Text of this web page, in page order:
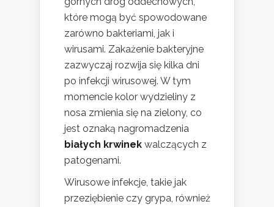
które mogą być spowodowane
zarówno bakteriami, jak i
wirusami. Zakażenie bakteryjne
zazwyczaj rozwija się kilka dni
po infekcji wirusowej. W tym
momencie kolor wydzieliny z
nosa zmienia się na zielony, co
jest oznaką nagromadzenia
białych krwinek walczących z
patogenami.
Wirusowe infekcje, takie jak
przeziębienie czy grypa, również